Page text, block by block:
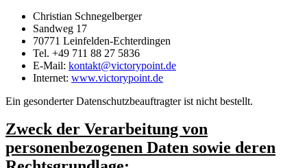
Christian Schnegelberger
Sandweg 17
70771 Leinfelden-Echterdingen
Tel. +49 711 88 27 5836
E-Mail: kontakt@victorypoint.de
Internet: www.victorypoint.de
Ein gesonderter Datenschutzbeauftragter ist nicht bestellt.
Zweck der Verarbeitung von
personenbezogenen Daten sowie deren